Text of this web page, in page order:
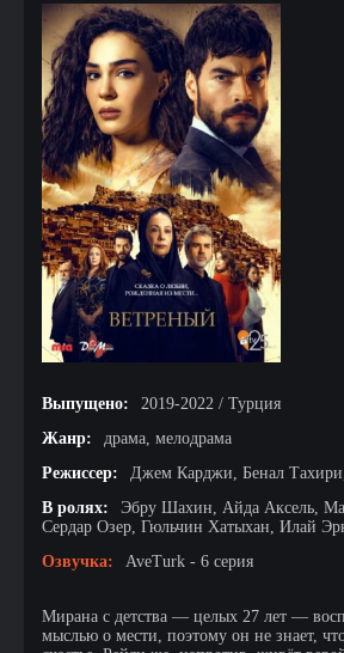
Выпущено:
2019-2022 / Турция
Жанр:
драма, мелодрама
Режиссер:
Джем Карджи, Бенал
В ролях:
Эбру Шахин, Айда Аксель,
Сердар Озер, Гюльчин Хатыхан, Илай
Озвучка:
AveTurk - 6 серия
Мирана с детства — целых 27 лет —
мыслью о мести, поэтому он не знает,